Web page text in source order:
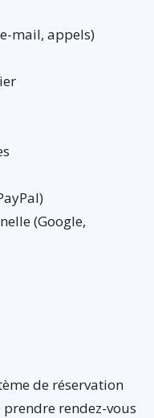
mail, appels)
(Google,
de réservation
rendez-vous